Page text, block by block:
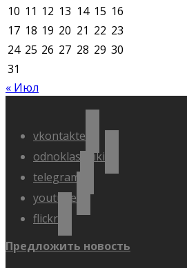
10 11 12 13 14 15 16
17 18 19 20 21 22 23
24 25 26 27 28 29 30
31
« Июл
vkontakte
odnoklassniki
telegram
youtube
flickr
Предложить новость